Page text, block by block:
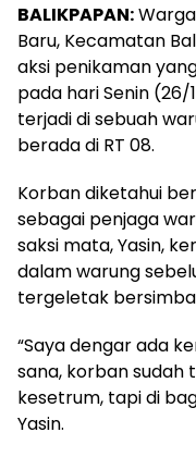
BALIKPAPAN:
Baru, Kecamatan
aksi penikaman
pada hari Senin
terjadi di sebuah
berada di RT 08.
Korban diketahui
sebagai penjaga
saksi mata, Yasin,
dalam warung
tergeletak
“Saya dengar ada
sana, korban sudah
kesetrum, tapi di
Yasin.